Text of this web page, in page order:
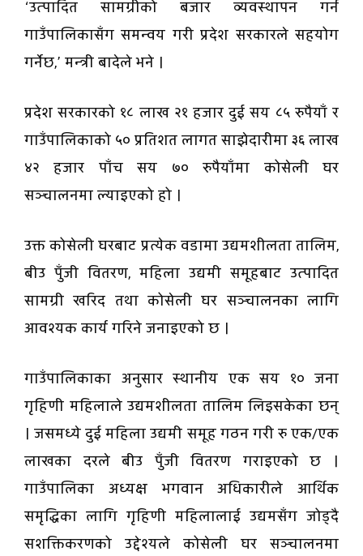
‘उत्पादित सामग्रीको बजार व्यवस्थापन गर्न
गाउँपालिकासँग समन्वय गरी प्रदेश सरकारले सहयोग
गर्नेछ,’ मन्त्री बादेले भने ।
प्रदेश सरकारको १८ लाख २१ हजार दुई सय ८५ रुपैयाँ र
गाउँपालिकाको ५० प्रतिशत लागत साझेदारीमा ३६ लाख
४२ हजार पाँच सय ७० रुपैयाँमा कोसेली घर
सञ्चालनमा ल्याइएको हो ।
उक्त कोसेली घरबाट प्रत्येक वडामा उद्यमशीलता तालिम,
बीउ पुँजी वितरण, महिला उद्यमी समूहबाट उत्पादित
सामग्री खरिद तथा कोसेली घर सञ्चालनका लागि
आवश्यक कार्य गरिने जनाइएको छ ।
गाउँपालिकाका अनुसार स्थानीय एक सय १० जना
गृहिणी महिलाले उद्यमशीलता तालिम लिइसकेका छन्
। जसमध्ये दुई महिला उद्यमी समूह गठन गरी रु एक/एक
लाखका दरले बीउ पुँजी वितरण गराइएको छ ।
गाउँपालिका अध्यक्ष भगवान अधिकारीले आर्थिक
समृद्धिका लागि गृहिणी महिलालाई उद्यमसँग जोड्दै
सशक्तिकरणको उद्देश्यले कोसेली घर सञ्चालनमा